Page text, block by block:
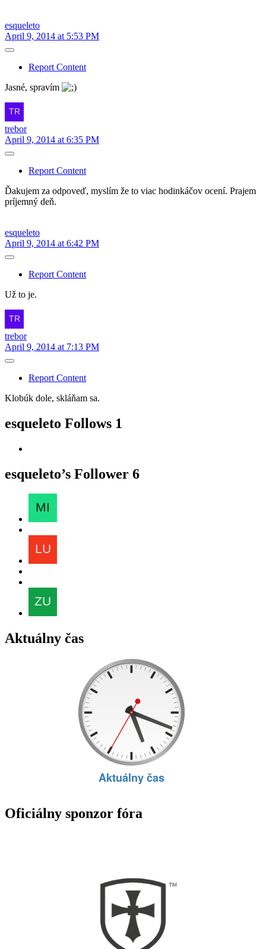
esqueleto
April 9, 2014 at 5:53 PM
Report Content
Jasné, spravím
trebor
April 9, 2014 at 6:35 PM
Report Content
Ďakujem za odpoveď, myslím že to viac hodinkáčov ocení. Prajem
príjemný deň.
esqueleto
April 9, 2014 at 6:42 PM
Report Content
Už to je.
trebor
April 9, 2014 at 7:13 PM
Report Content
Klobúk dole, skláňam sa.
esqueleto Follows 1
esqueleto’s Follower 6
Aktuálny čas
Oficiálny sponzor fóra